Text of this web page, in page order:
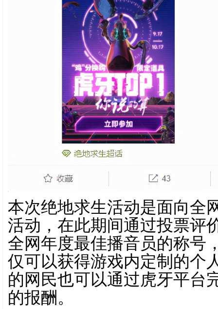
本次绝地求生活动是面向全
活动，在此期间通过投票评
全网年度最佳播音员的称号
仅可以获得游戏内定制的个
的网民也可以通过虎牙平台
的报酬。